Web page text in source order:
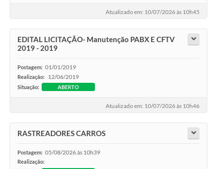
Atualizado em: 10/07/2026 às 10h45
EDITAL LICITAÇÃO- Manutenção PABX E CFTV
2019 - 2019
Postagem: 01/01/2019
Realização: 12/06/2019
Situação: ABERTO
Atualizado em: 10/07/2026 às 10h46
RASTREADORES CARROS
Postagem: 05/08/2026 às 10h39
Realização: